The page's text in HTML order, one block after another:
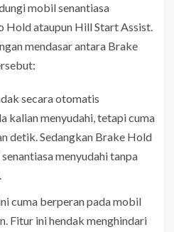
mobil senantiasa
Hold ataupun Hill Start Assist.
mendasar antara Brake
secara otomatis
kalian menyudahi, tetapi cuma
detik. Sedangkan Brake Hold
menyudahi tanpa
cuma berperan pada mobil
Fitur ini hendak menghindari